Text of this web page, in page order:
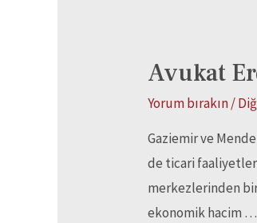
Avukat
Yorum bırakın/
Gaziemir ve
de ticari
merkezlerinden
ekonomik hacim …